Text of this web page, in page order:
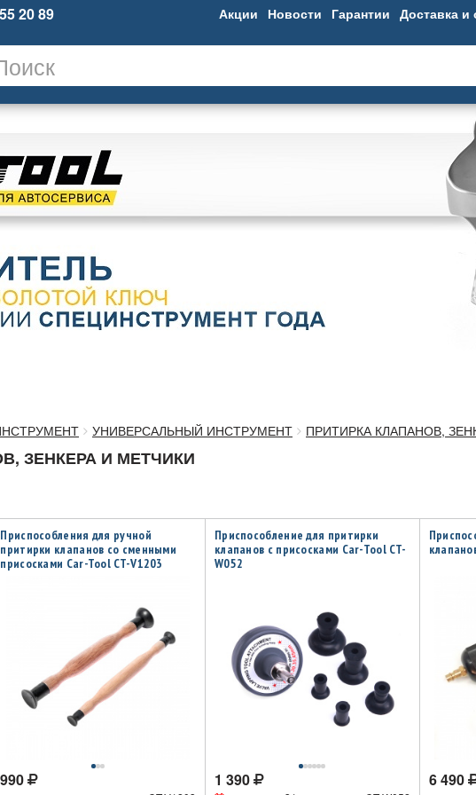
20 89 Акции Новости Гарантии Доставка и
УНИВЕРСАЛЬНЫЙ ИНСТРУМЕНТ ПРИТИРКА КЛАПАНОВ,
ЗЕНКЕРА И МЕТЧИКИ
Приспособления для ручной
притирки клапанов со сменными
присосками Car-Tool CT-V1203
990
Приспособление для притирки
клапанов с присосками Car-Tool CT-
W052
1 390 6 490